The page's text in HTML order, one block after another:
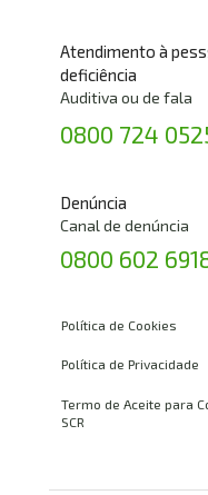
Atendimento à
deficiência
Auditiva ou de fala
0800 724
Política de Cookies
Denúncia
Política de Privacidade
Canal de denúncia
Termo de Aceite para
SCR
0800 602